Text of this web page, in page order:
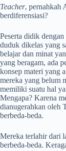
Teacher, pernahkah
berdiferensiasi?
Peserta didik
duduk dikelas yang
belajar dan minat
yang beragam, ada
konsep materi yang
mereka yang belum
memiliki suatu hal
Mengapa? Karena
dianugerahkan oleh
berbeda-beda.
Mereka terlahir dari
berbeda-beda.